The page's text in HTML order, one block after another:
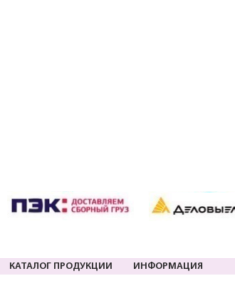
КАТАЛОГ ПРОДУКЦИИ ИНФОРМАЦИЯ